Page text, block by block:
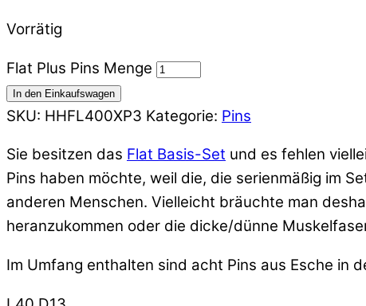
Vorrätig
Flat Plus Pins Menge
In den Einkaufswagen
SKU: HHFL400XP3 Kategorie: Pins
Sie besitzen das Flat Basis-Set und es fehlen
Pins haben möchte, weil die, die serienmäßig im
anderen Menschen. Vielleicht bräuchte man
heranzukommen oder die dicke/dünne
Im Umfang enthalten sind acht Pins aus Esche in